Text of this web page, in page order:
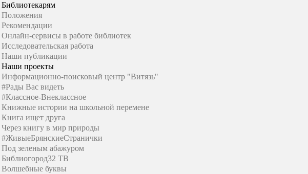
Библиотекарям
Положения
Рекомендации
Онлайн-сервисы в работе библиотек
Исследовательская работа
Наши публикации
Наши проекты
Информационно-поисковый центр "Витязь"
#Рады Вас видеть
#Классное-Внеклассное
Книжные истории на школьной перемене
Книга ищет друга
Через книгу в мир природы
#ЖивыеБрянскиеСтранички
Под зеленым абажуром
Библиогород32 ТВ
Волшебные буквы